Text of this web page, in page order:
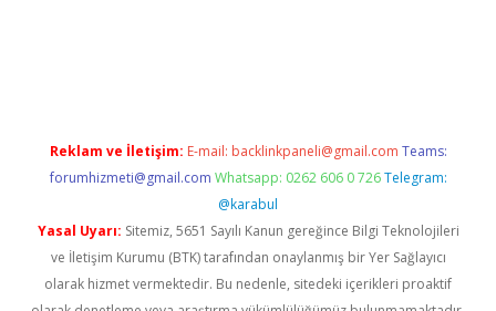
Reklam ve İletişim: E-mail: backlinkpaneli@gmail.com Teams:
forumhizmeti@gmail.com Whatsapp: 0262 606 0 726 Telegram:
@karabul
Yasal Uyarı: Sitemiz, 5651 Sayılı Kanun gereğince Bilgi Teknolojileri
ve İletişim Kurumu (BTK) tarafından onaylanmış bir Yer Sağlayıcı
olarak hizmet vermektedir. Bu nedenle, sitedeki içerikleri proaktif